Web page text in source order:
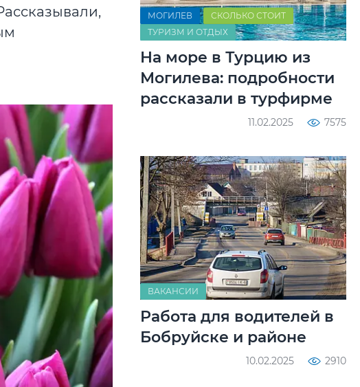
МОГИЛЕВ
СКОЛЬКО СТОИТ
ТУРИЗМ И ОТДЫХ
На море в Турцию из
Могилева: подробности
рассказали в турфирме
11.02.2025 7575
ВАКАНСИИ
Работа для водителей в
Бобруйске и районе
10.02.2025 2910